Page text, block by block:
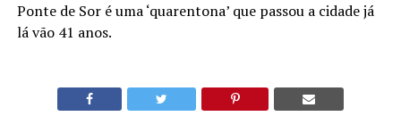
Ponte de Sor é uma ‘quarentona’ que passou a cidade já
lá vão 41 anos.